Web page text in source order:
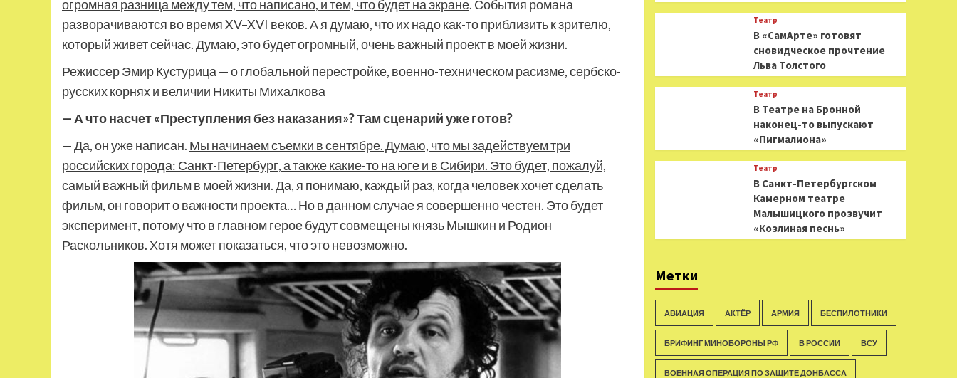
огромная разница между тем, что написано, и тем, что будет на экране. События романа
разворачиваются во время XV–XVI веков. А я думаю, что их надо как-то приблизить к зрителю,
который живет сейчас. Думаю, это будет огромный, очень важный проект в моей жизни.
Режиссер Эмир Кустурица — о глобальной перестройке, военно-техническом расизме, сербско-
русских корнях и величии Никиты Михалкова
— А что насчет «Преступления без наказания»? Там сценарий уже готов?
— Да, он уже написан. Мы начинаем съемки в сентябре. Думаю, что мы задействуем три
российских города: Санкт-Петербург, а также какие-то на юге и в Сибири. Это будет, пожалуй,
самый важный фильм в моей жизни. Да, я понимаю, каждый раз, когда человек хочет сделать
фильм, он говорит о важности проекта… Но в данном случае я совершенно честен. Это будет
эксперимент, потому что в главном герое будут совмещены князь Мышкин и Родион
Раскольников. Хотя может показаться, что это невозможно.
Театр
В «СамАрте» готовят
сновидческое прочтение
Льва Толстого
Театр
В Театре на Бронной
наконец-то выпускают
«Пигмалиона»
Театр
В Санкт-Петербургском
Камерном театре
Малышицкого прозвучит
«Козлиная песнь»
Метки
АВИАЦИЯ АКТЁР АРМИЯ БЕСПИЛОТНИКИ
БРИФИНГ МИНОБОРОНЫ РФ В РОССИИ ВСУ
ВОЕННАЯ ОПЕРАЦИЯ ПО ЗАЩИТЕ ДОНБАССА